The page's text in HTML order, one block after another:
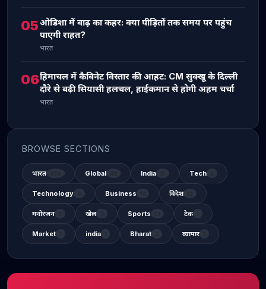
05ओडिशा में बाढ़ का कहर: क्या पीड़ितों तक समय पर पहुंच
पाएगी राहत?
भारत
06हिमाचल में कैबिनेट विस्तार की आहट: CM सुक्खू के दिल्ली
दौरे से बढ़ी सियासी हलचल, हाईकमान से होगी अहम चर्चा
भारत
BROWSE SECTIONS
भारत Global India Tech
Technology Business विदेश
मनोरंजन खेल Sports टेक
Market india Bharat व्यापार